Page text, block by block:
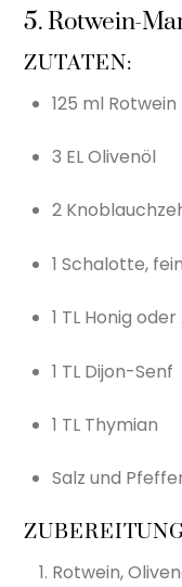
5. Rotwein-
ZUTATEN:
125 ml Rotwein
3 EL Olivenöl
2
1 Schalotte,
1 TL Honig
1 TL Dijon-Senf
1 TL Thymian
Salz und
Rotwein,